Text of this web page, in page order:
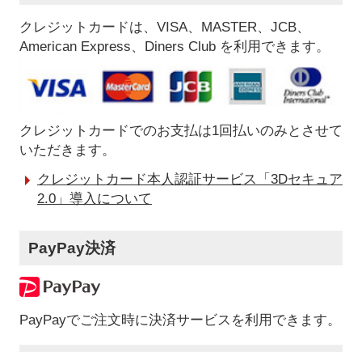
クレジットカードは、VISA、MASTER、JCB、
American Express、Diners Club を利用できます。
クレジットカードでのお支払は1回払いのみとさせて
いただきます。
クレジットカード本人認証サービス「3Dセキュア
2.0」導入について
PayPay決済
PayPayでご注文時に決済サービスを利用できます。